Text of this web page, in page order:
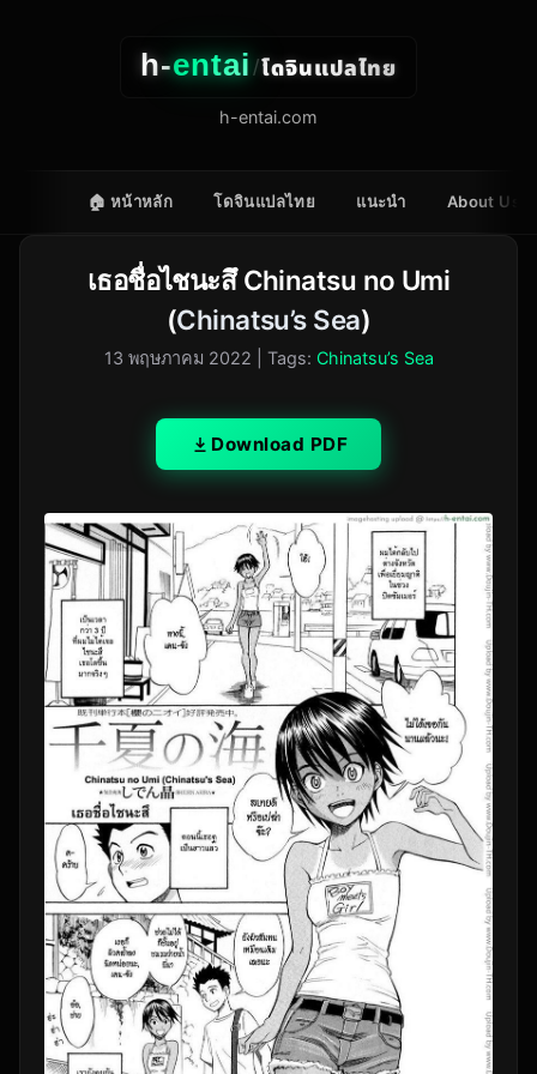
h-entai/โดจินแปลไทย
h-entai.com
🏠 หน้าหลัก โดจินแปลไทย แนะนำ About Us
เธอชื่อไชนะสึ Chinatsu no Umi
(Chinatsu’s Sea)
13 พฤษภาคม 2022 | Tags: Chinatsu’s Sea
Download PDF